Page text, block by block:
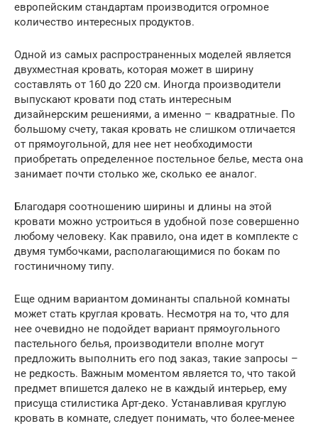
европейским стандартам производится огромное
количество интересных продуктов.
Одной из самых распространенных моделей является
двухместная кровать, которая может в ширину
составлять от 160 до 220 см. Иногда производители
выпускают кровати под стать интересным
дизайнерским решениями, а именно – квадратные. По
большому счету, такая кровать не слишком отличается
от прямоугольной, для нее нет необходимости
приобретать определенное постельное белье, места она
занимает почти столько же, сколько ее аналог.
Благодаря соотношению ширины и длины на этой
кровати можно устроиться в удобной позе совершенно
любому человеку. Как правило, она идет в комплекте с
двумя тумбочками, располагающимися по бокам по
гостиничному типу.
Еще одним вариантом доминанты спальной комнаты
может стать круглая кровать. Несмотря на то, что для
нее очевидно не подойдет вариант прямоугольного
пастельного белья, производители вполне могут
предложить выполнить его под заказ, такие запросы –
не редкость. Важным моментом является то, что такой
предмет впишется далеко не в каждый интерьер, ему
присуща стилистика Арт-деко. Устанавливая круглую
кровать в комнате, следует понимать, что более-менее